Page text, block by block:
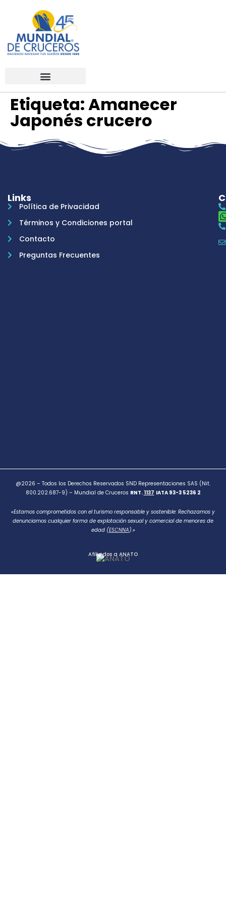
Etiqueta:Amanecer
Japonés crucero
Links
Política de Privacidad
Términos y Condiciones portal
Contacto
Preguntas Frecuentes
@2026 – Todos los Derechos Reservados SND Representaciones SAS (Nit.
800.202.687-9) – Mundial de Cruceros RNT. 1137 IATA 93-3 5236 2
«Estamos comprometidos con el turismo responsable y sostenible: Rechazamos y
denunciamos cualquier forma de explotación sexual y comercial de menores de
edad (ESCNNA).»
Afiliados a ANATO